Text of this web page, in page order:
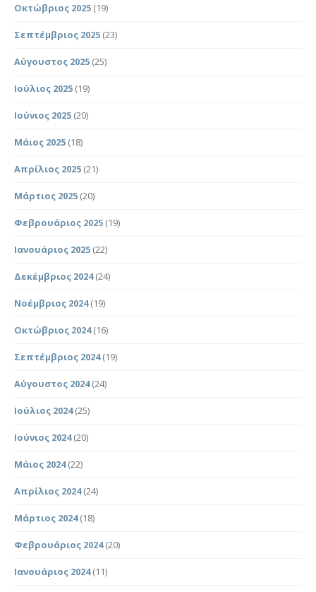
Οκτώβριος 2025 (19)
Σεπτέμβριος 2025 (23)
Αύγουστος 2025 (25)
Ιούλιος 2025 (19)
Ιούνιος 2025 (20)
Μάιος 2025 (18)
Απρίλιος 2025 (21)
Μάρτιος 2025 (20)
Φεβρουάριος 2025 (19)
Ιανουάριος 2025 (22)
Δεκέμβριος 2024(24)
Νοέμβριος 2024(19)
Οκτώβριος 2024(16)
Σεπτέμβριος 2024(19)
Αύγουστος 2024(24)
Ιούλιος 2024(25)
Ιούνιος 2024(20)
Μάιος 2024(22)
Απρίλιος 2024(24)
Μάρτιος 2024(18)
Φεβρουάριος 2024(20)
Ιανουάριος 2024(11)